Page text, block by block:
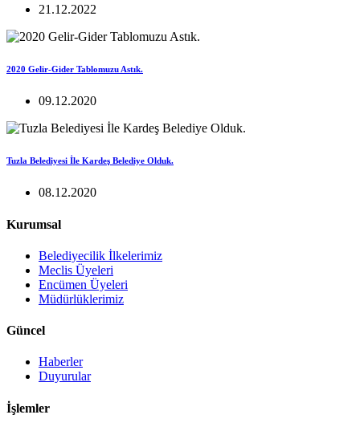
21.12.2022
2020 Gelir-Gider Tablomuzu Astık.
09.12.2020
Tuzla Belediyesi İle Kardeş Belediye Olduk.
08.12.2020
Kurumsal
Belediyecilik İlkelerimiz
Meclis Üyeleri
Encümen Üyeleri
Müdürlüklerimiz
Güncel
Haberler
Duyurular
İşlemler